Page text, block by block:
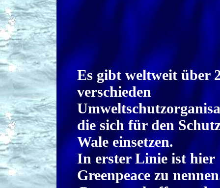
Es gibt weltweit über
verschieden
die sich für den
Wale einsetzen.
In erster Linie ist hier
Greenpeace zu